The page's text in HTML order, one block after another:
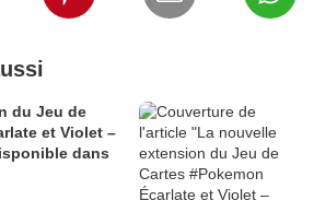
du Jeu de
et Violet –
dans